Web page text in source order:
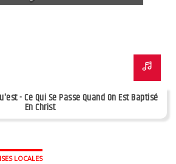
- Ce Qui Se Passe Quand On Est Baptisé
En Christ
LOCALES